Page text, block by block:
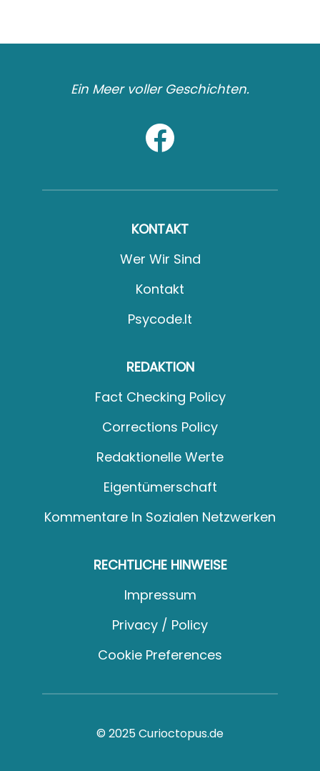
Ein Meer voller Geschichten.
KONTAKT
Wer Wir Sind
Kontakt
Psycode.it
REDAKTION
Fact Checking Policy
Corrections Policy
Redaktionelle Werte
Eigentümerschaft
Kommentare In Sozialen Netzwerken
RECHTLICHE HINWEISE
Impressum
Privacy / Policy
Cookie Preferences
© 2025 Curioctopus.de